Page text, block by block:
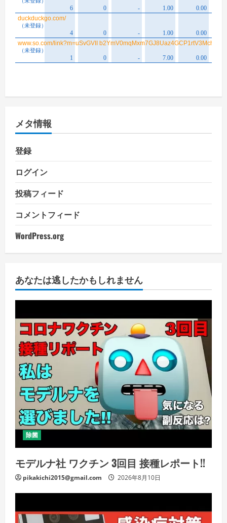
メタ情報
登録
ログイン
投稿フィード
コメントフィード
WordPress.org
あなたは逃したかもしれません
除菌
モデルナ社 ワクチン 3回目 接種レポート!!
pikakichi2015@gmail.com 2026年8月10日